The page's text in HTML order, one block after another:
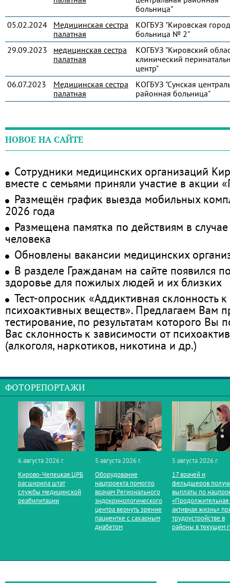
больница"
05.02.2024
Медицинская сестра
палатная
КОГБУЗ "Кировская
больница № 2"
29.09.2023
медицинская сестра
палатная
КОГБУЗ "Кировский
клинический
центр"
06.07.2023
Медицинская сестра
палатная
КОГБУЗ "Сунская
районная больница"
НОВОЕ НА САЙТЕ
Сотрудники медицинских организаций
вместе с семьями приняли участие в акции
Размещён график выезда мобильных
2026 года
Размещена памятка по действиям в
человека
Обновлены вакансии медицинских
В разделе Гражданам на сайте появился
здоровье для пожилых людей и их близких
Тест-опросник «Аддиктивная склонность
психоактивных веществ». Предлагаем Вам
тестирование, по результатам которого Вы
Вас склонность к зависимости от
(алкоголя, наркотиков, никотина и др.)
ФОТОРЕПОРТАЖИ
6 августа 2026 г.
Кирово‑Чепецкая ЦРБ
расширила штат
службы медицинской
реабилитации
5 августа 2026 г.
Оборудование
нацпроекта помогло
врачам Регионального
эндокринологического
центра вернуть зрение
пациентке с сахарным
диабетом
5 августа 2026 г.
17 врачей и
фельдшеров
выплаты по
«Продолжительная
активная жизнь»
трудоустройстве в
районы в текущем